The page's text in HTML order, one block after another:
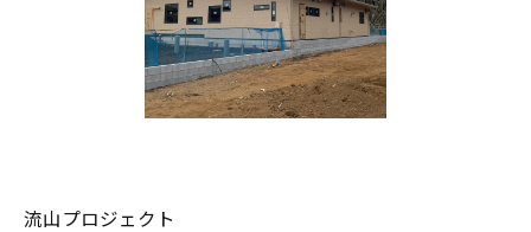
流山プロジェクト